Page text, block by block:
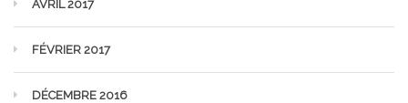
AVRIL 2017
FÉVRIER 2017
DÉCEMBRE 2016